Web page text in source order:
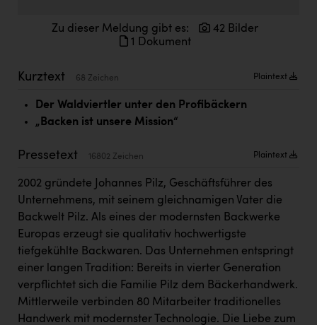
Fristads Austria
Immotech
INTERSPAR
INTERSPORT Austria
Jesolo
Jane Goodall Institute Austria
Zu dieser Meldung gibt es:
42 Bilder
1 Dokument
Kurztext 68 Zeichen Plaintext
Der Waldviertler unter den Profibäckern
„Backen ist unsere Mission“
Pressetext 16802 Zeichen Plaintext
2002 gründete Johannes Pilz, Geschäftsführer des
Unternehmens, mit seinem gleichnamigen Vater die
Backwelt Pilz. Als eines der modernsten Backwerke
Europas erzeugt sie qualitativ hochwertigste
tiefgekühlte Backwaren. Das Unternehmen entspringt
einer langen Tradition: Bereits in vierter Generation
verpflichtet sich die Familie Pilz dem Bäckerhandwerk.
Mittlerweile verbinden 80 Mitarbeiter traditionelles
Handwerk mit modernster Technologie. Die Liebe zum